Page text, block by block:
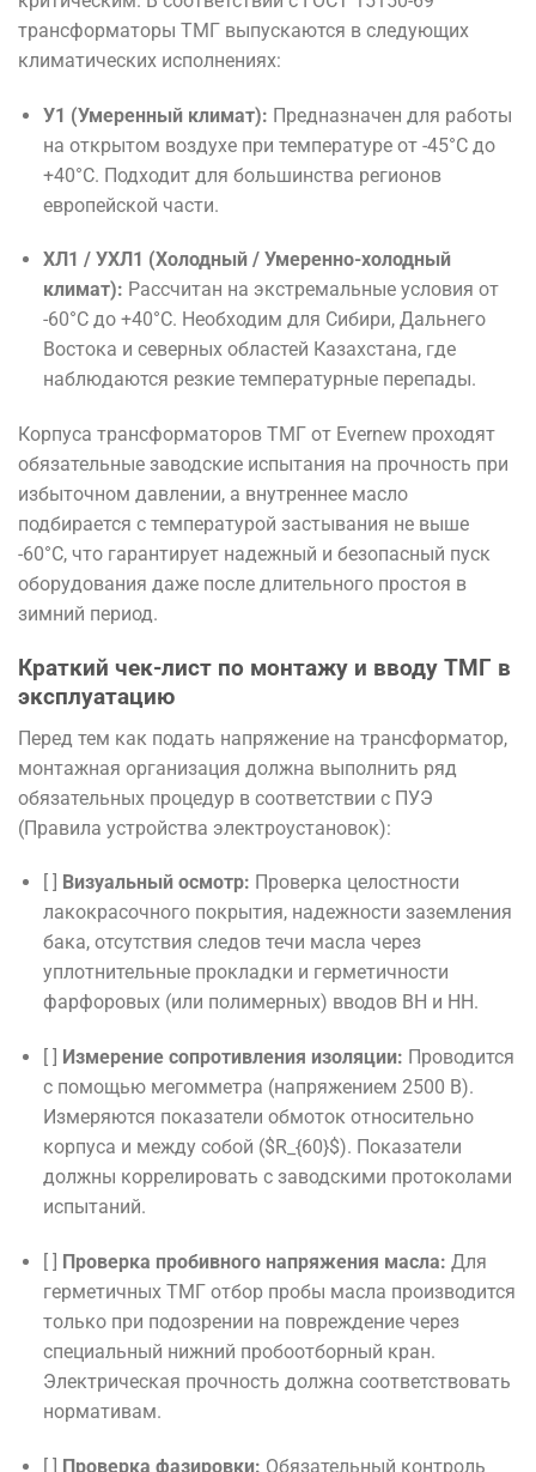
трансформаторы ТМГ выпускаются в следующих
климатических исполнениях:
У1 (Умеренный климат): Предназначен для работы
на открытом воздухе при температуре от -45°C до
+40°C. Подходит для большинства регионов
европейской части.
ХЛ1 / УХЛ1 (Холодный / Умеренно-холодный
климат): Рассчитан на экстремальные условия от
-60°C до +40°C. Необходим для Сибири, Дальнего
Востока и северных областей Казахстана, где
наблюдаются резкие температурные перепады.
Корпуса трансформаторов ТМГ от Evernew проходят
обязательные заводские испытания на прочность при
избыточном давлении, а внутреннее масло
подбирается с температурой застывания не выше
-60°C, что гарантирует надежный и безопасный пуск
оборудования даже после длительного простоя в
зимний период.
Краткий чек-лист по монтажу и вводу ТМГ в
эксплуатацию
Перед тем как подать напряжение на трансформатор,
монтажная организация должна выполнить ряд
обязательных процедур в соответствии с ПУЭ
(Правила устройства электроустановок):
[ ] Визуальный осмотр: Проверка целостности
лакокрасочного покрытия, надежности заземления
бака, отсутствия следов течи масла через
уплотнительные прокладки и герметичности
фарфоровых (или полимерных) вводов ВН и НН.
[ ] Измерение сопротивления изоляции: Проводится
с помощью мегомметра (напряжением 2500 В).
Измеряются показатели обмоток относительно
корпуса и между собой ($R_{60}$). Показатели
должны коррелировать с заводскими протоколами
испытаний.
[ ] Проверка пробивного напряжения масла: Для
герметичных ТМГ отбор пробы масла производится
только при подозрении на повреждение через
специальный нижний пробоотборный кран.
Электрическая прочность должна соответствовать
нормативам.
[ ] Проверка фазировки: Обязательный контроль